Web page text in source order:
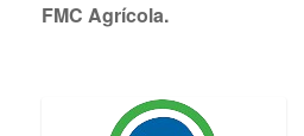
FMC Agrícola.